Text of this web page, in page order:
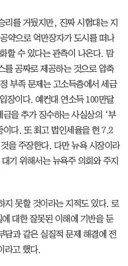
리를 거뒀지만, 진짜 시험대는 지
약으로 억만장자가 도시를 떠나
할 수 있다는 관측이 나온다. 맘
를 공짜로 제공하는 것으로 압축
부족 문제는 고소득층에서 세금
장이다. 예컨대 연소득 100만달
을 추가 징수하는 사실상의 ‘부
이다. 또 최고 법인세율을 현 7.2
을 주장한다. 다만 뉴욕 시장이라
기 위해서는 뉴욕주 의회와 주지
지 못할 것이라는 지적도 있다. 로
대한 잘못된 이해에 기반을 둔
담과 같은 실질적 문제 해결에 전
라고 했다.